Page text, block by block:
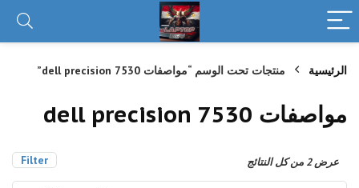
الرئيسية منتجات تحت الوسم “مواصفات dell precision 7530”
مواصفات dell precision 7530
Filter عرض ⁦2⁩ من كل النتائج